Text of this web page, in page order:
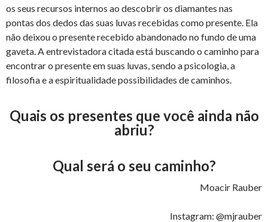
os seus recursos internos ao descobrir os diamantes nas
pontas dos dedos das suas luvas recebidas como presente. Ela
não deixou o presente recebido abandonado no fundo de uma
gaveta. A entrevistadora citada está buscando o caminho para
encontrar o presente em suas luvas, sendo a psicologia, a
filosofia e a espiritualidade possibilidades de caminhos.
Quais os presentes que você ainda não
abriu?
Qual será o seu caminho?
Moacir Rauber
Instagram: @mjrauber